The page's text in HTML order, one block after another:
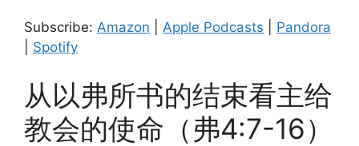
RSS FEED
LINK
EMBED
Subscribe: Amazon Apple Podcasts
Pandora
Spotify
从以弗所书的结束看主给
教会的使命（弗4:7-16）